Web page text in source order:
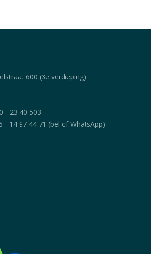
600 (3e verdieping)
- 23 40 503
- 14 97 44 71 (bel of WhatsApp)